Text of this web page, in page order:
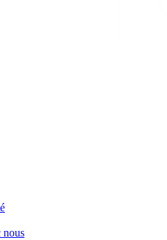
nous